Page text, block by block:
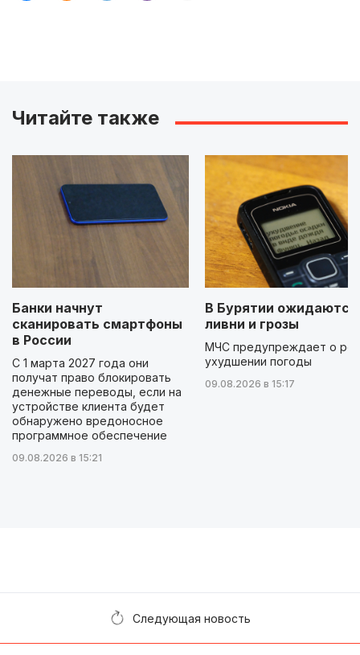
Читайте также
Банки начнут
сканировать смартфоны
в России
С 1 марта 2027 года они
получат право блокировать
денежные переводы, если на
устройстве клиента будет
обнаружено вредоносное
программное обеспечение
09.08.2026 в 15:21
В Бурятии ожидаются
ливни и грозы
МЧС предупреждает о
ухудшении погоды
09.08.2026 в 15:17
Следующая новость